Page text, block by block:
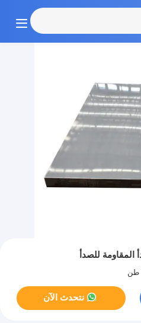
المقاومة للصدأ
نتحدث الآن